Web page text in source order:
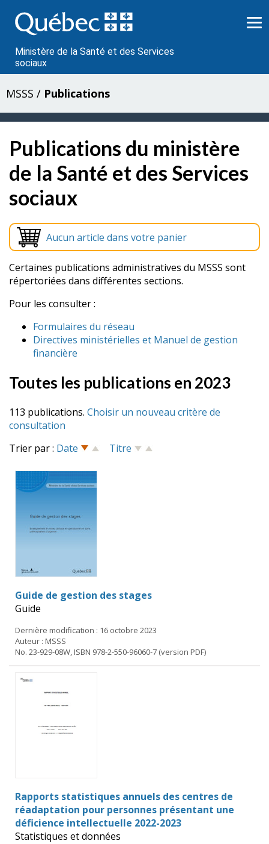
au
contenu
Ministère de la Santé et des Services
sociaux
MSSS / Publications
Publications du ministère
de la Santé et des Services
sociaux
Aucun article dans votre panier
Certaines publications administratives du MSSS sont
répertoriées dans différentes sections.
Pour les consulter :
Formulaires du réseau
Directives ministérielles et Manuel de gestion
financière
Toutes les publications en 2023
113 publications. Choisir un nouveau critère de
consultation
Trier par : Date Titre
Guide de gestion des stages
Guide
Dernière modification : 16 octobre 2023
Auteur : MSSS
No. 23-929-08W, ISBN 978-2-550-96060-7 (version PDF)
Rapports statistiques annuels des centres de
réadaptation pour personnes présentant une
déficience intellectuelle 2022-2023
Statistiques et données